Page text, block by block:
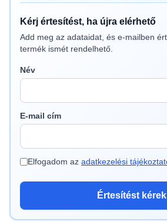
Kérj értesítést, ha újra elérhető
Add meg az adataidat, és e-mailben
termék ismét rendelhető.
Név
E-mail cím
Elfogadom az adatkezelési
Értesítést kérek